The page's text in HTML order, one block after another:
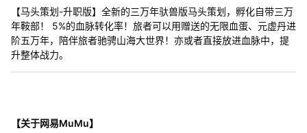
【马头策划-升职版】全新的三万年驮兽版马头策划，孵化自带三万
年鞍部！ 5%的血脉转化率！旅者可以用赠送的无限血蛋、元虚丹进
阶五万年，陪伴旅者驰骋山海大世界！亦或者直接放进血脉中，提
升整体战力。
【关于网易MuMu】